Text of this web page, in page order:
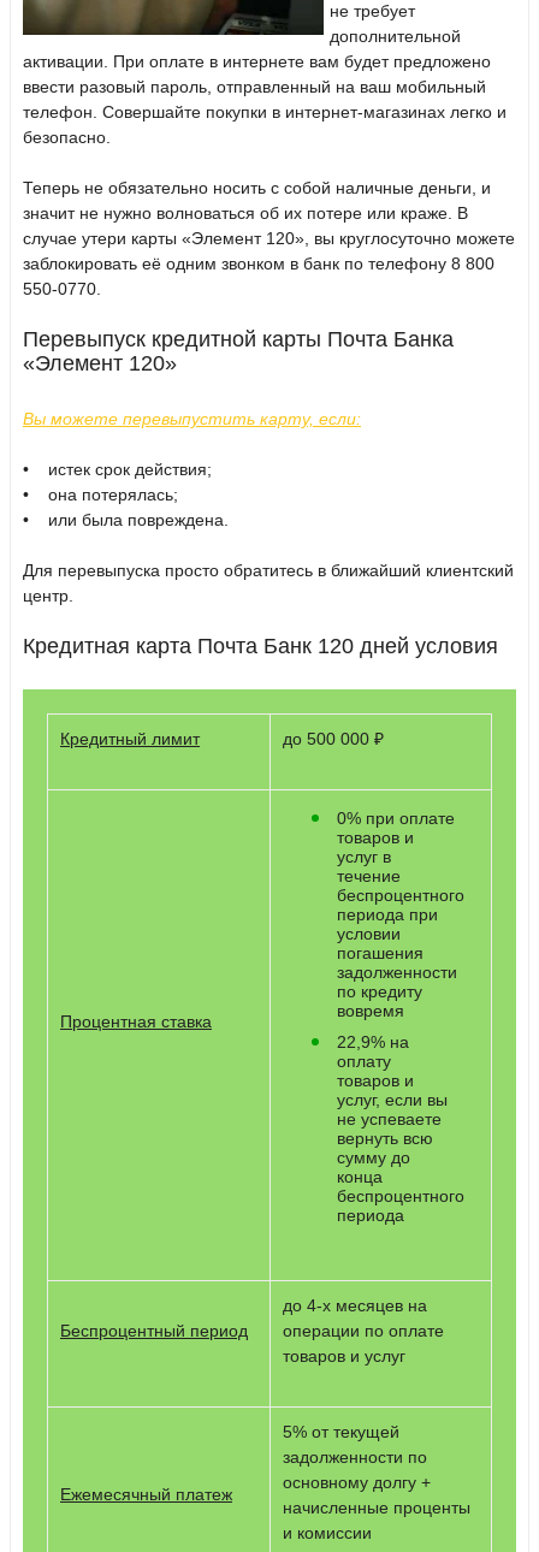
не требует
дополнительной
активации. При оплате в интернете вам будет предложено
ввести разовый пароль, отправленный на ваш мобильный
телефон. Совершайте покупки в интернет-магазинах легко и
безопасно.
Теперь не обязательно носить с собой наличные деньги, и
значит не нужно волноваться об их потере или краже. В
случае утери карты «Элемент 120», вы круглосуточно можете
заблокировать её одним звонком в банк по телефону 8 800
550-0770.
Перевыпуск кредитной карты Почта Банка
«Элемент 120»
Вы можете перевыпустить карту, если:
• истек срок действия;
• она потерялась;
• или была повреждена.
Для перевыпуска просто обратитесь в ближайший клиентский
центр.
Кредитная карта Почта Банк 120 дней условия
Кредитный лимит до 500 000 ₽
Процентная ставка
0% при оплате
товаров и
услуг в
течение
беспроцентного
периода при
условии
погашения
задолженности
по кредиту
вовремя
22,9% на
оплату
товаров и
услуг, если вы
не успеваете
вернуть всю
сумму до
конца
беспроцентного
периода
Беспроцентный период
до 4-х месяцев на
операции по оплате
товаров и услуг
Ежемесячный платеж
5% от текущей
задолженности по
основному долгу +
начисленные проценты
и комиссии